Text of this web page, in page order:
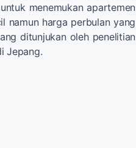
menemukan apartemen
namun harga perbulan yang
ditunjukan oleh penelitian
Jepang.